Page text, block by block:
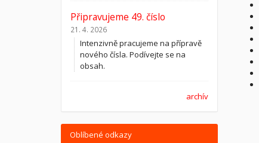
Připravujeme 49. číslo
21. 4. 2026
Intenzivně pracujeme na přípravě
nového čísla. Podívejte se na
obsah.
archív
Oblíbené odkazy